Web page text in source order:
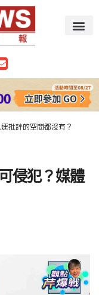
批評的空間都沒有？
侵犯？媒體